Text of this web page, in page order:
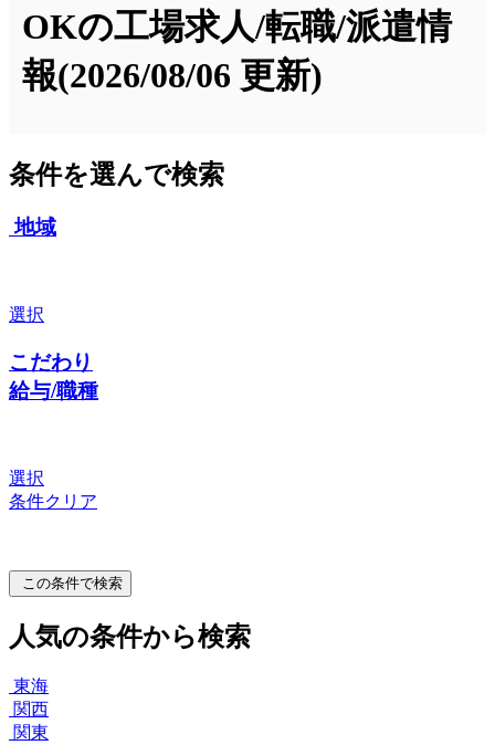
OKの工場求人/転職/派遣情
報(2026/08/06 更新)
条件を選んで検索
地域
選択
こだわり
給与/職種
選択
条件クリア
この条件で検索
人気の条件から検索
東海
関西
関東